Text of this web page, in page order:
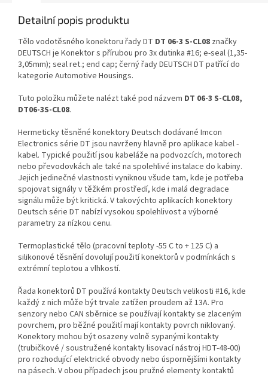
Detailní popis produktu
Tělo vodotěsného konektoru řady DT DT 06-3 S-CL08 značky
DEUTSCH je Konektor s přírubou pro 3x dutinka #16; e-seal (1,35-
3,05mm); seal ret.; end cap; černý řady DEUTSCH DT patřící do
kategorie Automotive Housings.
Tuto položku můžete nalézt také pod názvem DT 06-3 S-CL08,
DT06-3S-CL08.
Hermeticky těsněné konektory Deutsch dodávané Imcon
Electronics série DT jsou navrženy hlavně pro aplikace kabel -
kabel. Typické použití jsou kabeláže na podvozcích, motorech
nebo převodovkách ale také na spolehlivé instalace do kabiny.
Jejich jedinečné vlastnosti vyniknou všude tam, kde je potřeba
spojovat signály v těžkém prostředí, kde i malá degradace
signálu může být kritická. V takovýchto aplikacích konektory
Deutsch série DT nabízí vysokou spolehlivost a výborné
parametry za nízkou cenu.
Termoplastické tělo (pracovní teploty -55 C to + 125 C) a
silikonové těsnění dovolují použití konektorů v podmínkách s
extrémní teplotou a vlhkostí.
Řada konektorů DT používá kontakty Deutsch velikosti #16, kde
každý z nich může být trvale zatížen proudem až 13A. Pro
senzory nebo CAN sběrnice se používají kontakty se zlaceným
povrchem, pro běžné použití mají kontakty povrch niklovaný.
Konektory mohou být osazeny volně sypanými kontakty
(trubičkové / soustružené kontakty lisovací nástroj HDT-48-00)
pro rozhodující elektrické obvody nebo úspornějšími kontakty
na pásech. V obou případech jsou pružné elementy kontaktů